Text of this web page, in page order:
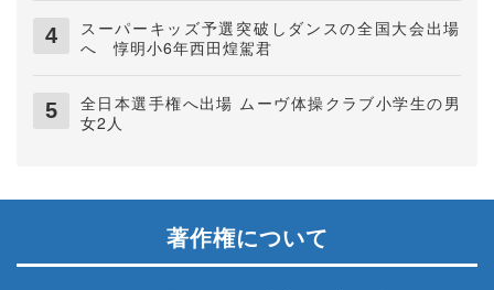
スーパーキッズ予選突破しダンスの全国大会出場
へ 惇明小6年西田煌駕君
全日本選手権へ出場 ムーヴ体操クラブ小学生の男
女2人
著作権について